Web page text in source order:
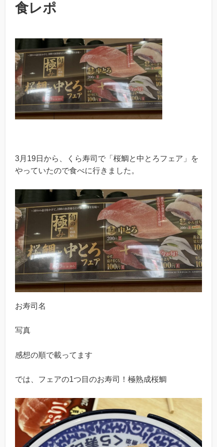
食レポ
3月19日から、くら寿司で「桜鯛と中とろフェア」を
やっていたので食べに行きました。
お寿司名
写真
感想の順で載ってます
では、フェアの1つ目のお寿司！極熟成桜鯛